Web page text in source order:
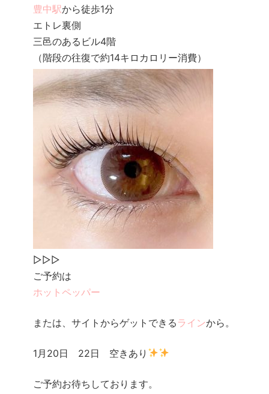
豊中駅から徒歩1分
エトレ裏側
三邑のあるビル4階
（階段の往復で約14キロカロリー消費）
▷▷▷
ご予約は
ホットペッパー
または、サイトからゲットできる ラインから。
1月20日 22日 空きあり
ご予約お待ちしております。